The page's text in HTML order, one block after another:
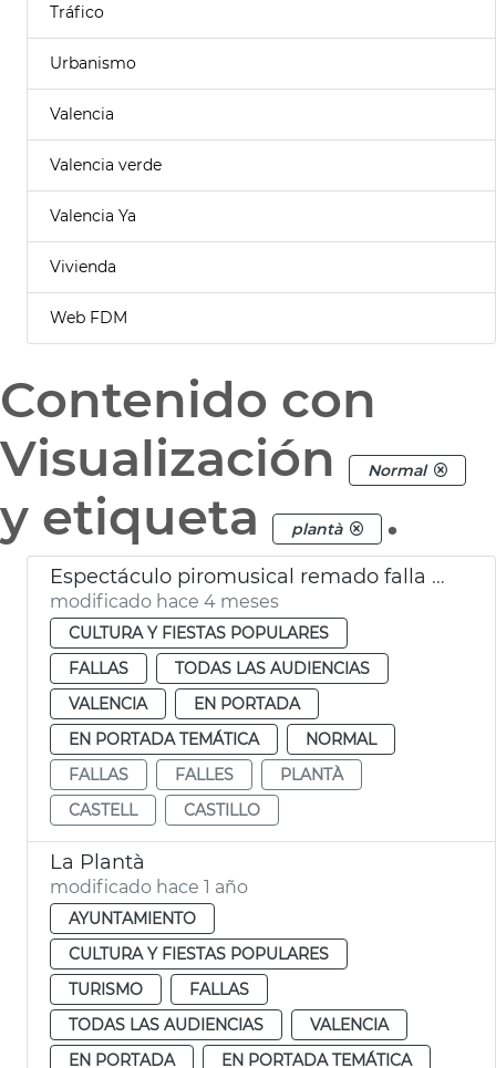
Tráfico
Urbanismo
Valencia
Valencia verde
Valencia Ya
Vivienda
Web FDM
Contenido con
Visualización
Normal
y etiqueta plantà .
Espectáculo piromusical remado falla València
modificado hace 4 meses
CULTURA Y FIESTAS POPULARES
FALLAS
TODAS LAS AUDIENCIAS
VALENCIA
EN PORTADA
EN PORTADA TEMÁTICA
NORMAL
FALLAS
FALLES
PLANTÀ
CASTELL
CASTILLO
La Plantà
modificado hace 1 año
AYUNTAMIENTO
CULTURA Y FIESTAS POPULARES
TURISMO
FALLAS
TODAS LAS AUDIENCIAS
VALENCIA
EN PORTADA
EN PORTADA TEMÁTICA